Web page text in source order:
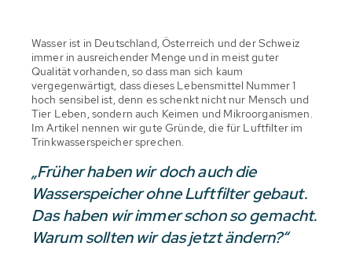
Wasser ist in Deutschland, Österreich und der Schweiz
immer in ausreichender Menge und in meist guter
Qualität vorhanden, so dass man sich kaum
vergegenwärtigt, dass dieses Lebensmittel Nummer 1
hoch sensibel ist, denn es schenkt nicht nur Mensch und
Tier Leben, sondern auch Keimen und Mikroorganismen.
Im Artikel nennen wir gute Gründe, die für Luftfilter im
Trinkwasserspeicher sprechen.
„Früher haben wir doch auch die
Wasserspeicher ohne Luftfilter gebaut.
Das haben wir immer schon so gemacht.
Warum sollten wir das jetzt ändern?“